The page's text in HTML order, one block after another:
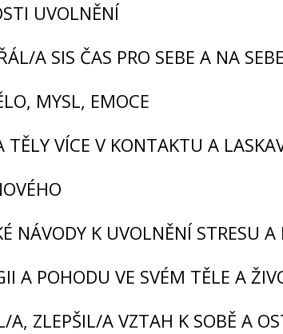
UVOLNĚNÍ
A SIS ČAS PRO SEBE A NA SEBE
MYSL, EMOCE
TĚLY VÍCE V KONTAKTU A
NÁVODY K UVOLNĚNÍ STRESU A
A POHODU VE SVÉM TĚLE A
A, ZLEPŠIL/A VZTAH K SOBĚ A